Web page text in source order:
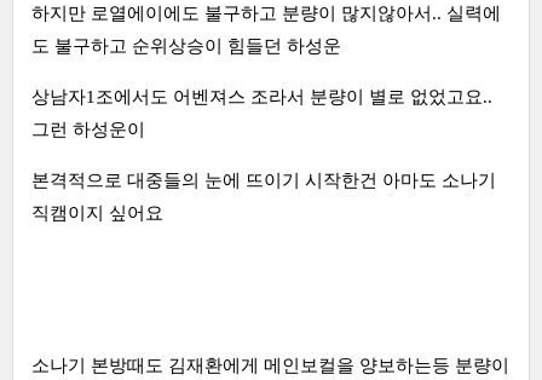
하지만 로열에이에도 불구하고 분량이 많지않아서.. 실력에
도 불구하고 순위상승이 힘들던 하성운
상남자1조에서도 어벤져스 조라서 분량이 별로 없었고요..
그런 하성운이
본격적으로 대중들의 눈에 뜨이기 시작한건 아마도 소나기
직캠이지 싶어요
소나기 본방때도 김재환에게 메인보컬을 양보하는등 분량이